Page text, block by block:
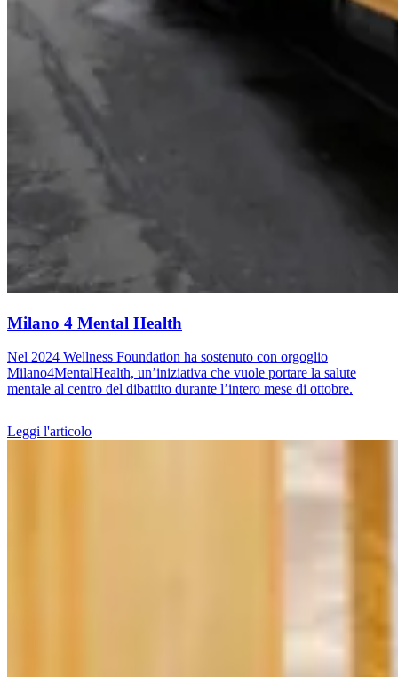
Milano 4 Mental Health
Nel 2024 Wellness Foundation ha sostenuto con orgoglio
Milano4MentalHealth, un’iniziativa che vuole portare la salute
mentale al centro del dibattito durante l’intero mese di ottobre.
Leggi l'articolo